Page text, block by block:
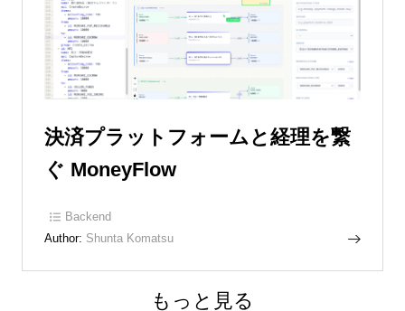
決済プラットフォームと経理を繋
ぐ MoneyFlow
Backend
Author: Shunta Komatsu
もっと見る